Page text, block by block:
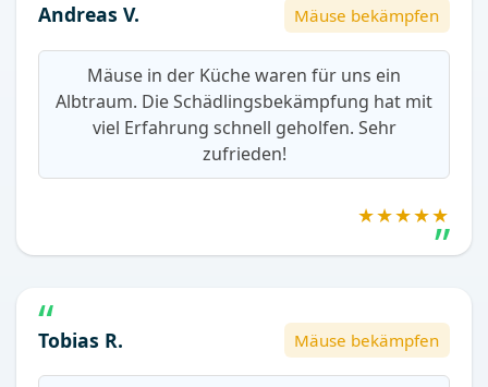
Andreas V. Mäuse bekämpfen
Mäuse in der Küche waren für uns ein
Albtraum. Die Schädlingsbekämpfung hat mit
viel Erfahrung schnell geholfen. Sehr
zufrieden!
★★★★★
Tobias R. Mäuse bekämpfen